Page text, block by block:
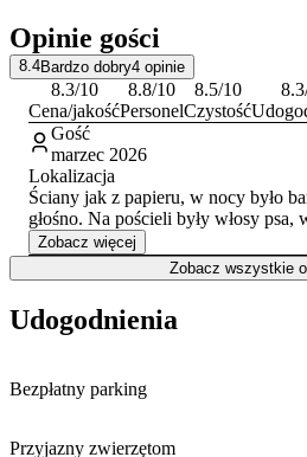
Kłodzka 42 km. Najbliższe lotnisko,
Strachowice, oddalone jest o 60 km. W
sięDzierżoniowski Ośrodek Kultury
Doba hotelowa rozpoczyna się o
dnia następnego, a zameldowanie jest
Opinie gości
8.4Bardzo dobry4 opinie
8.3/10
Cena/jakość
8.8/10
Personel
8.5/10
Czystość
8.3
Gość
marzec 2026
Lokalizacja
Ściany jak z papieru, w nocy było
głośno. Na pościeli były włosy psa,
łazience nocą wychodziło robactwo.
nie adekwatna do jakości.
Zobacz więcej
Zobacz wszystkie
Udogodnienia
Bezpłatny parking
Przyjazny zwierzętom